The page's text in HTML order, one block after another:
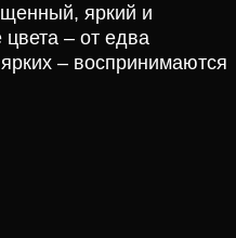
яркий и
– от едва
– воспринимаются